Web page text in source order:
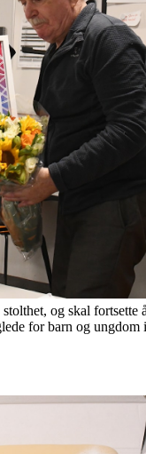
og skal fortsette
for barn og ungdom i